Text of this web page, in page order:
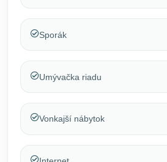
Sporák
Umývačka riadu
Vonkajší nábytok